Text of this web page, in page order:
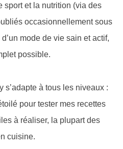
sport et la nutrition (via des
occasionnellement sous
mode de vie sain et actif,
possible.
s’adapte à tous les niveaux :
pour tester mes recettes
à réaliser, la plupart des
cuisine.